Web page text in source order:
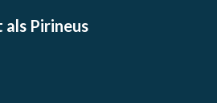
als Pirineus